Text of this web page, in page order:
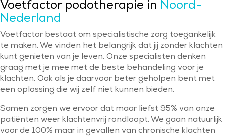
Voetfactor podotherapie in Noord-
Nederland
Voetfactor bestaat om specialistische zorg toegankelijk
te maken. We vinden het belangrijk dat jij zonder klachten
kunt genieten van je leven. Onze specialisten denken
graag met je mee met de beste behandeling voor je
klachten. Ook als je daarvoor beter geholpen bent met
een oplossing die wij zelf niet kunnen bieden.
Samen zorgen we ervoor dat maar liefst 95% van onze
patiënten weer klachtenvrij rondloopt. We gaan natuurlijk
voor de 100% maar in gevallen van chronische klachten